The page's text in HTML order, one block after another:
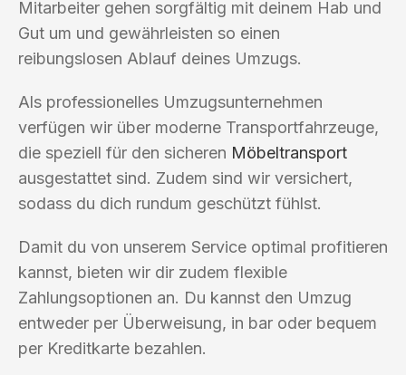
Mitarbeiter gehen sorgfältig mit deinem Hab und
Gut um und gewährleisten so einen
reibungslosen Ablauf deines Umzugs.
Als professionelles Umzugsunternehmen
verfügen wir über moderne Transportfahrzeuge,
die speziell für den sicheren Möbeltransport
ausgestattet sind. Zudem sind wir versichert,
sodass du dich rundum geschützt fühlst.
Damit du von unserem Service optimal profitieren
kannst, bieten wir dir zudem flexible
Zahlungsoptionen an. Du kannst den Umzug
entweder per Überweisung, in bar oder bequem
per Kreditkarte bezahlen.